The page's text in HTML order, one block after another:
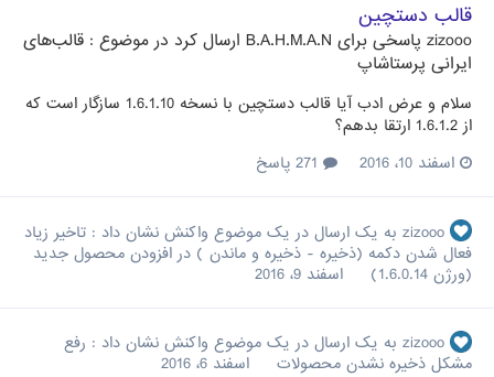
قالب دستچین
zizooo پاسخی برای B.A.H.M.A.N ارسال کرد در موضوع : قالب‌های
ایرانی پرستاشاپ
سلام و عرض ادب آیا قالب دستچین با نسخه 1.6.1.10 سازگار است که
از 1.6.1.2 ارتقا بدهم؟
اسفند 10، 2016
zizooo به یک ارسال در یک موضوع واکنش نشان داد : تاخیر زیاد
فعال شدن دکمه (ذخیره - ذخیره و ماندن ) در افزودن محصول جدید
(ورژن 1.6.0.14)
اسفند 9، 2016
zizooo به یک ارسال در یک موضوع واکنش نشان داد : رفع
مشکل ذخیره نشدن محصولات
اسفند 6، 2016